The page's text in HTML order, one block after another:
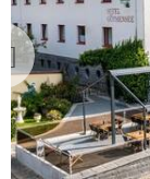
Previous